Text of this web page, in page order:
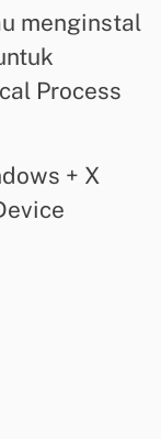
menginstal
Process
+ X